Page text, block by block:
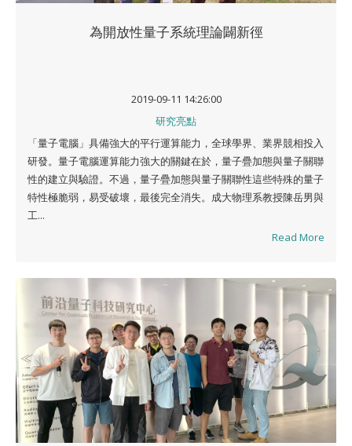
為開放性量子系統理論闢新徑
2019-09-11 14:26:00
研究亮點
「量子電腦」具備強大的平行運算能力，全球學界、業界競相投入
研發。量子電腦運算能力強大的關鍵在於，量子疊加態與量子關聯
性的建立與驗證。不過，量子疊加態與量子關聯性這些特殊的量子
特性極脆弱，易受破壞，最後完全消失。成大物理系教授陳岳男與
工...
Read More